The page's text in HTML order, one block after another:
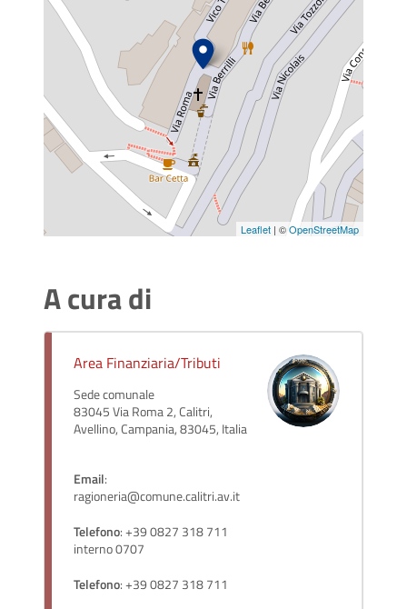
Leaflet | ©OpenStreetMap
A cura di
Area Finanziaria/Tributi
Sede comunale
83045 Via Roma 2, Calitri,
Avellino, Campania, 83045, Italia
Email:
ragioneria@comune.calitri.av.it
Telefono: +39 0827 318 711
interno 0707
Telefono: +39 0827 318 711